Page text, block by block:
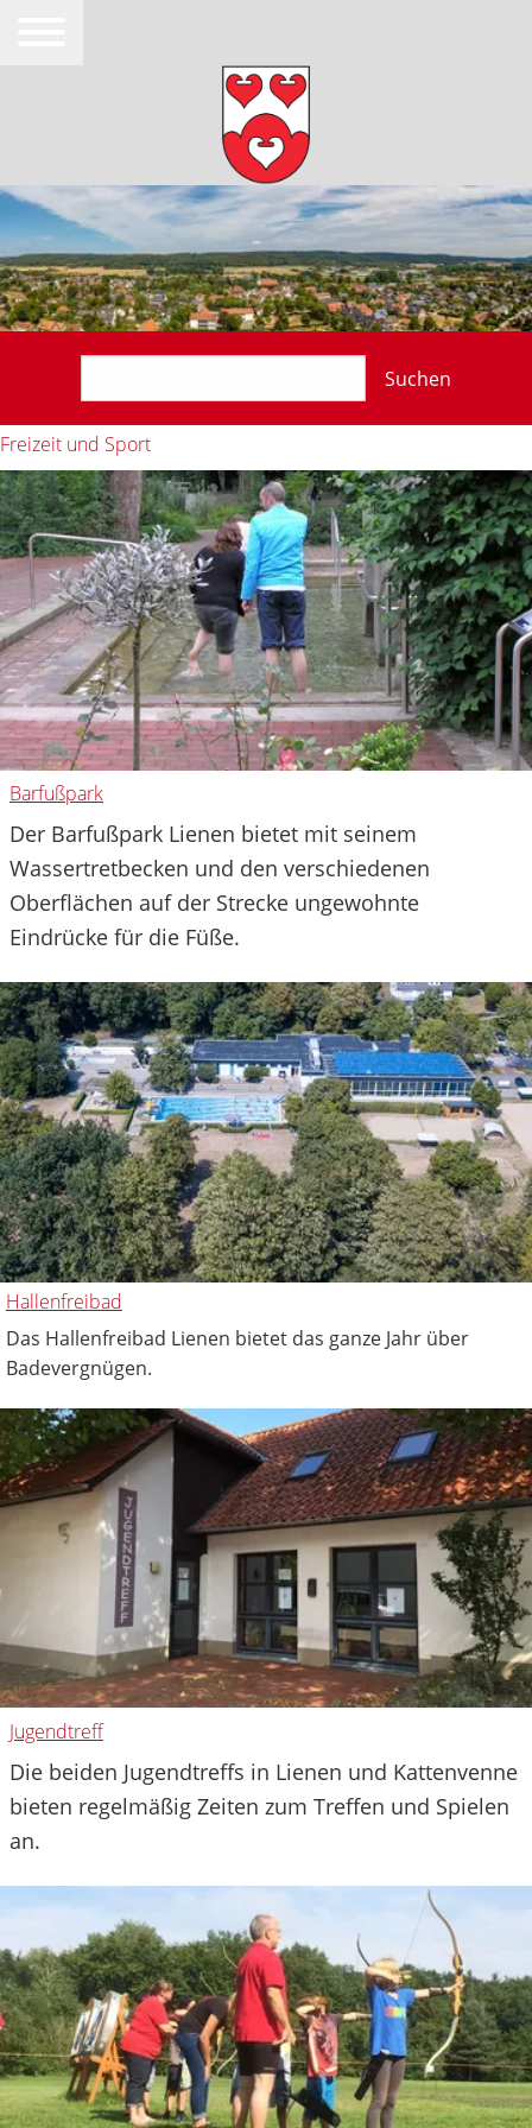
Suchen
Freizeit und Sport
Barfußpark
Der Barfußpark Lienen bietet mit seinem
Wassertretbecken und den verschiedenen
Oberflächen auf der Strecke ungewohnte
Eindrücke für die Füße.
Hallenfreibad
Das Hallenfreibad Lienen bietet das ganze Jahr über
Badevergnügen.
Jugendtreff
Die beiden Jugendtreffs in Lienen und Kattenvenne
bieten regelmäßig Zeiten zum Treffen und Spielen
an.